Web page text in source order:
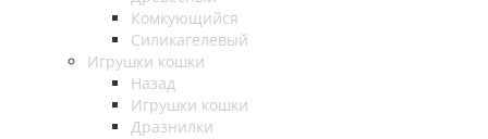
Комкующийся
Силикагелевый
Игрушки кошки
Назад
Игрушки кошки
Дразнилки